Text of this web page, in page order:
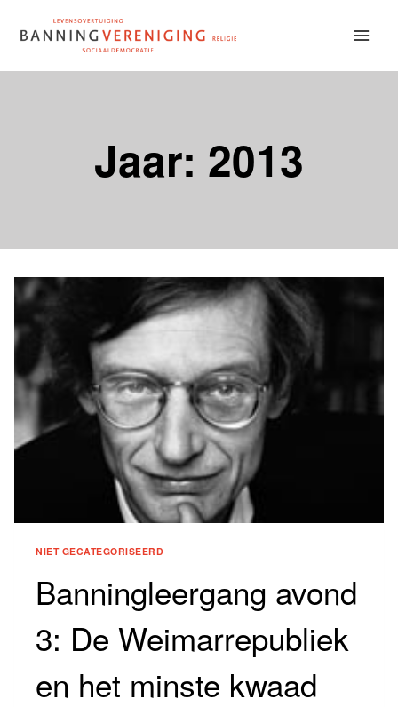
naar
Jaar: 2013
NIET GECATEGORISEERD
Banningleergang avond
3: De Weimarrepubliek
en het minste kwaad